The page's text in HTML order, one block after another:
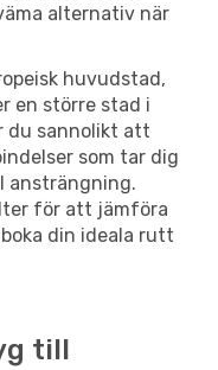
alternativ när
huvudstad,
en större stad i
du sannolikt att
som tar dig
ansträngning.
för att jämföra
din ideala rutt
till